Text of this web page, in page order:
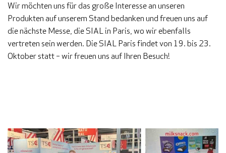
Wir möchten uns für das große Interesse an unseren
Produkten auf unserem Stand bedanken und freuen uns auf
die nächste Messe, die SIAL in Paris, wo wir ebenfalls
vertreten sein werden. Die SIAL Paris findet von 19. bis 23.
Oktober statt – wir freuen uns auf Ihren Besuch!